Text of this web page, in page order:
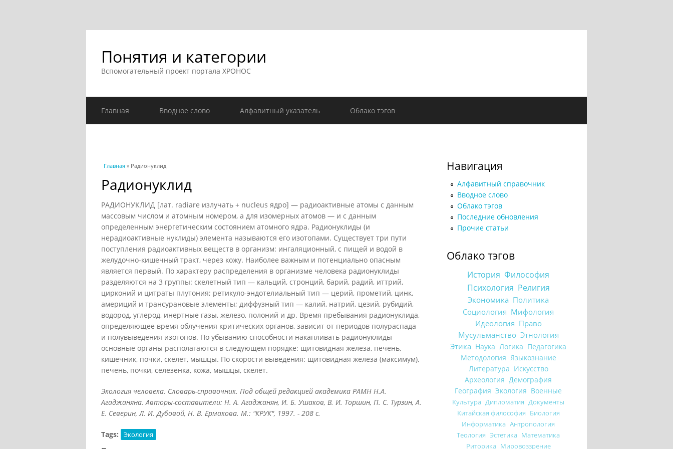
Понятия и категории
Вспомогательный проект портала ХРОНОС
Главная Вводное слово Алфавитный указатель Облако тэгов
Вы здесь
Главная » Радионуклид
Радионуклид
РАДИОНУКЛИД [лат. radiare излучать + nucleus ядро] — радиоактивные атомы с данным
массовым числом и атомным номером, а для изомерных атомов — и с данным
определенным энергетическим состоянием атомного ядра. Радионуклиды (и
нерадиоактивные нуклиды) элемента называются его изотопами. Существует три пути
поступления радиоактивных веществ в организм: ингаляционный, с пищей и водой в
желудочно-кишечный тракт, через кожу. Наиболее важным и потенциально опасным
является первый. По характеру распределения в организме человека радионуклиды
разделяются на 3 группы: скелетный тип — кальций, стронций, барий, радий, иттрий,
цирконий и цитраты плутония; ретикуло-эндотелиальный тип — церий, прометий, цинк,
америций и трансурановые элементы; диффузный тип — калий, натрий, цезий, рубидий,
водород, углерод, инертные газы, железо, полоний и др. Время пребывания радионуклида,
определяющее время облучения критических органов, зависит от периодов полураспада
и полувыведения изотопов. По убыванию способности накапливать радионуклиды
основные органы располагаются в следующем порядке: щитовидная железа, печень,
кишечник, почки, скелет, мышцы. По скорости выведения: щитовидная железа (максимум),
печень, почки, селезенка, кожа, мышцы, скелет.
Экология человека. Словарь-справочник. Под общей редакцией академика РАМН Н.А.
Агаджаняна. Авторы-составители: Н. А. Агаджанян, И. Б. Ушаков, В. И. Торшин, П. С. Турзин, А.
Е. Северин, Л. И. Дубовой, Н. В. Ермакова. М.: "КРУК", 1997. - 208 с.
Tags: Экология
Навигация
Алфавитный справочник
Вводное слово
Облако тэгов
Последние обновления
Прочие статьи
Облако тэгов
История Философия
Психология Религия
Экономика Политика
Социология Мифология
Идеология Право
Мусульманство Этнология
Этика Наука Логика Педагогика
Методология Языкознание
Литература Искусство
Археология Демография
География Экология Военные
Культура Дипломатия Документы
Китайская философия Биология
Информатика Антропология
Теология Эстетика Математика
Риторика Мировоззрение